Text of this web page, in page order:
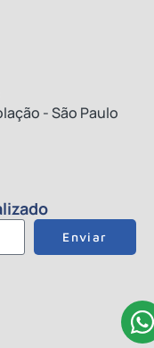
- São Paulo
Enviar